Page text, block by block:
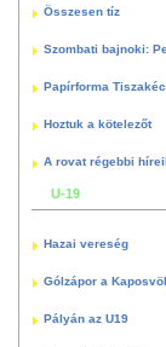
Összesen tíz
Szombati bajnoki:
Papírforma
Hoztuk a kötelezőt
A rovat régebbi
U-19
Hazai vereség
Gólzápor a
Pályán az U19